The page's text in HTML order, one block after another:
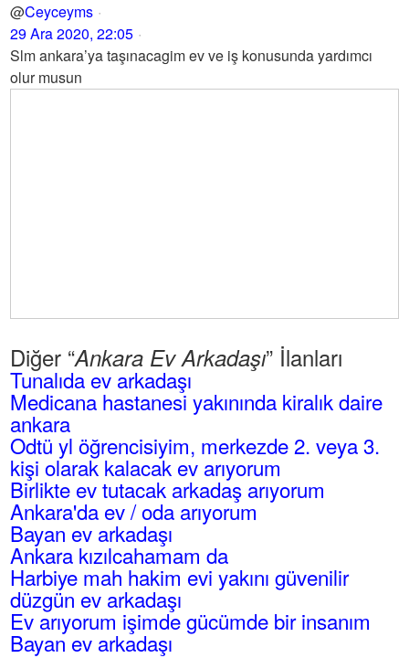
@Ceyceyms
29 Ara 2020, 22:05
Slm ankara’ya taşınacagim ev ve iş konusunda yardımcı
olur musun
Diğer “Ankara Ev Arkadaşı” İlanları
Tunalıda ev arkadaşı
Medicana hastanesi yakınında kiralık daire
ankara
Odtü yl öğrencisiyim, merkezde 2. veya 3.
kişi olarak kalacak ev arıyorum
Birlikte ev tutacak arkadaş arıyorum
Ankara'da ev / oda arıyorum
Bayan ev arkadaşı
Ankara kızılcahamam da
Harbiye mah hakim evi yakını güvenilir
düzgün ev arkadaşı
Ev arıyorum işimde gücümde bir insanım
Bayan ev arkadaşı